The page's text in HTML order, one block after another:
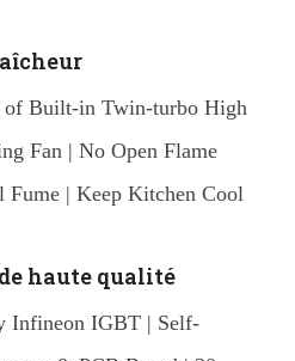
of Built-in Twin-turbo High
Fan | No Open Flame
Fume | Keep Kitchen Cool
haute qualité
Infineon IGBT | Self-